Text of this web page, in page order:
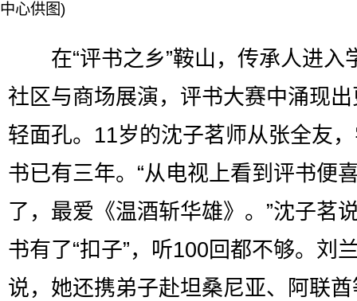
中心供图)
在“评书之乡”鞍山，传承人进入
社区与商场展演，评书大赛中涌现
轻面孔。11岁的沈子茗师从张全友
书已有三年。“从电视上看到评书便
了，最爱《温酒斩华雄》。”沈子茗
书有了“扣子”，听100回都不够。刘
说，她还携弟子赴坦桑尼亚、阿联